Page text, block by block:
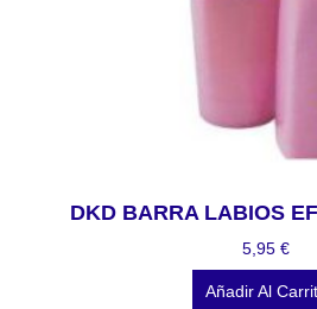
DKD BARRA LABIOS
5,95 €
Añadir Al